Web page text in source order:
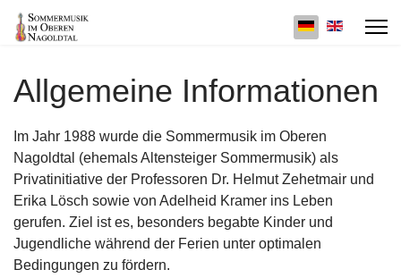
Sprache
Allgemeine Informationen
Im Jahr 1988 wurde die Sommermusik im Oberen
Nagoldtal (ehemals Altensteiger Sommermusik) als
Privatinitiative der Professoren Dr. Helmut Zehetmair und
Erika Lösch sowie von Adelheid Kramer ins Leben
gerufen. Ziel ist es, besonders begabte Kinder und
Jugendliche während der Ferien unter optimalen
Bedingungen zu fördern.